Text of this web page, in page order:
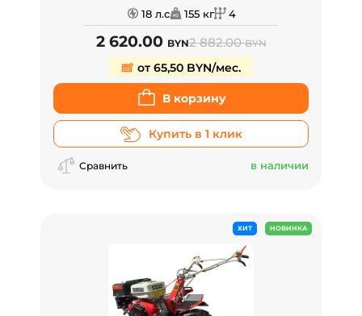
18 л.с 155 кг 4
2 620.00 BYN2 882.00BYN
от 65,50 BYN/мес.
В корзину
Купить в 1 клик
Сравнить в наличии
ХИТ НОВИНКА